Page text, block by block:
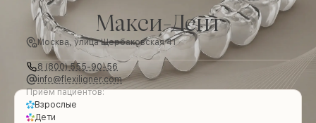
Макси-Дент
Москва, улица Щербаковская 41
8 (800) 555-90-56
info@flexiligner.com
Приём пациентов:
Взрослые
Дети